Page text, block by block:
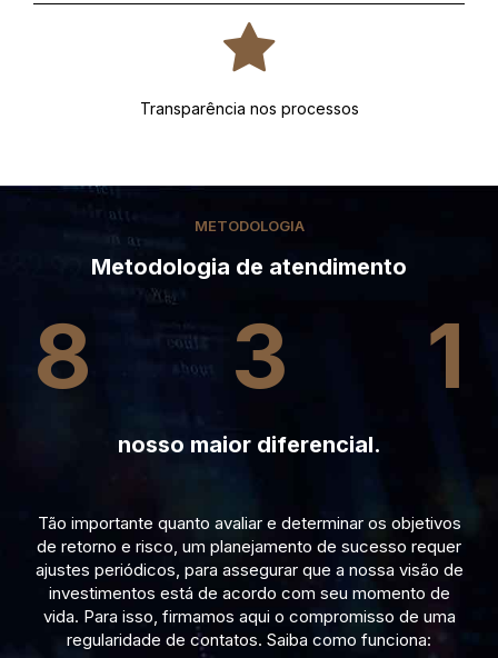
Transparência nos processos
METODOLOGIA
Metodologia de atendimento
8 3 1
nosso maior diferencial.
Tão importante quanto avaliar e determinar os objetivos
de retorno e risco, um planejamento de sucesso requer
ajustes periódicos, para assegurar que a nossa visão de
investimentos está de acordo com seu momento de
vida. Para isso, firmamos aqui o compromisso de uma
regularidade de contatos. Saiba como funciona: